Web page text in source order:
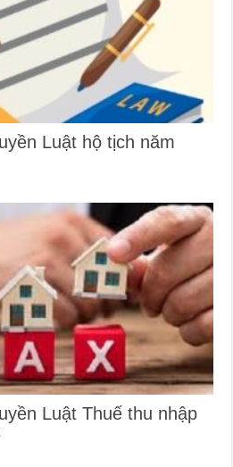
Luật hộ tịch năm
Luật Thuế thu nhập